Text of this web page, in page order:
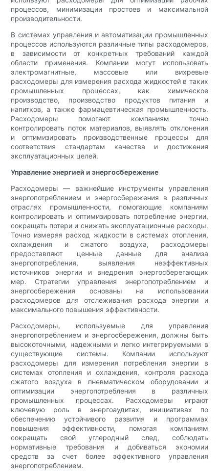
процессов, минимизации простоев и максимальной
производительности.
В системах управления и автоматизации промышленных
процессов используются различные типы расходомеров,
в зависимости от конкретных требований каждой
области применения. Компании могут использовать
электромагнитные, массовые или вихревые
расходомеры для измерения расхода жидкостей в таких
промышленных процессах, как химическое
производство, производство продуктов питания и
напитков, а также фармацевтическая промышленность.
Расходомеры помогают компаниям точно
контролировать поток материалов, выявлять отклонения
и оптимизировать производственные процессы для
соответствия стандартам качества и достижения
эксплуатационных целей.
Управление энергией и энергосбережение
Расходомеры — важнейшие инструменты управления
энергопотреблением и энергосбережения в различных
отраслях промышленности, помогающие компаниям
контролировать и оптимизировать потребление энергии,
сокращать потери и снижать эксплуатационные расходы.
Точно измеряя расход жидкости в системах отопления,
охлаждения и сжатого воздуха, расходомеры
предоставляют ценные данные для анализа
энергопотребления, выявления неэффективных
источников энергии и внедрения энергосберегающих
мер. Стратегии управления энергопотреблением и
энергосбережения основаны на использовании
расходомеров для отслеживания расхода энергии и
максимального повышения эффективности.
Расходомеры, используемые для управления
энергопотреблением и энергосбережения, должны быть
высокоточными, надежными и легко интегрируемыми в
существующие системы. Компании используют
расходомеры для измерения потребления энергии в
системах отопления и охлаждения, контроля расхода
сжатого воздуха в пневматическом оборудовании и
оптимизации энергопотребления в различных
промышленных процессах. Расходомеры играют
ключевую роль в энергоаудитах, инициативах по
обеспечению устойчивого развития и программах
повышения эффективности, помогая компаниям
сокращать свой углеродный след, соблюдать
нормативные требования и добиваться экономии
средств за счет более эффективного управления
энергопотреблением.